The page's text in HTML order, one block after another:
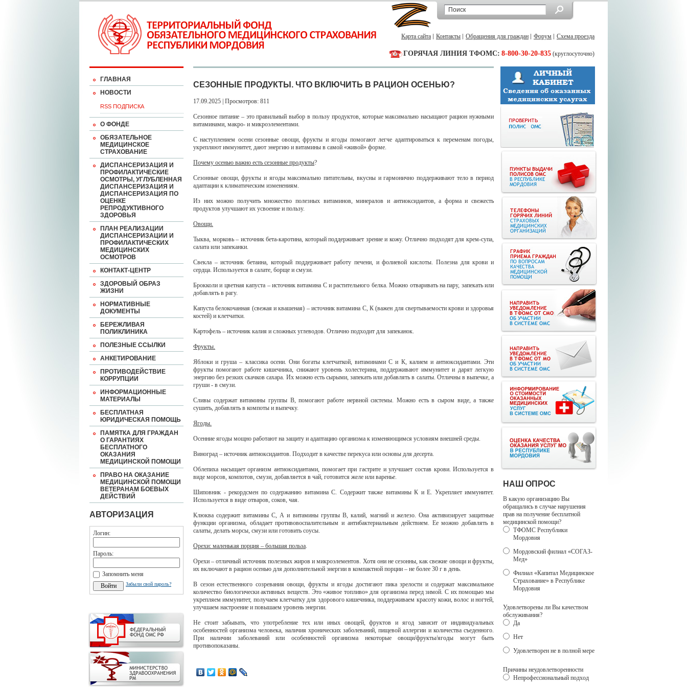
Карта сайта Контакты Обращения для граждан Форум Схема проезда
ГОРЯЧАЯ ЛИНИЯ ТФОМС: 8-800-30-20-835 (круглосуточно)
ГЛАВНАЯ
НОВОСТИ
RSS ПОДПИСКА
О ФОНДЕ
ОБЯЗАТЕЛЬНОЕ
МЕДИЦИНСКОЕ
СТРАХОВАНИЕ
ДИСПАНСЕРИЗАЦИЯ И
ПРОФИЛАКТИЧЕСКИЕ
ОСМОТРЫ, УГЛУБЛЕННАЯ
ДИСПАНСЕРИЗАЦИЯ И
ДИСПАНСЕРИЗАЦИЯ ПО
ОЦЕНКЕ
РЕПРОДУКТИВНОГО
ЗДОРОВЬЯ
ПЛАН РЕАЛИЗАЦИИ
ДИСПАНСЕРИЗАЦИИ И
ПРОФИЛАКТИЧЕСКИХ
МЕДИЦИНСКИХ
ОСМОТРОВ
КОНТАКТ-ЦЕНТР
ЗДОРОВЫЙ ОБРАЗ
ЖИЗНИ
НОРМАТИВНЫЕ
ДОКУМЕНТЫ
БЕРЕЖЛИВАЯ
ПОЛИКЛИНИКА
ПОЛЕЗНЫЕ ССЫЛКИ
АНКЕТИРОВАНИЕ
ПРОТИВОДЕЙСТВИЕ
КОРРУПЦИИ
ИНФОРМАЦИОННЫЕ
МАТЕРИАЛЫ
БЕСПЛАТНАЯ
ЮРИДИЧЕСКАЯ ПОМОЩЬ
ПАМЯТКА ДЛЯ ГРАЖДАН
О ГАРАНТИЯХ
БЕСПЛАТНОГО
ОКАЗАНИЯ
МЕДИЦИНСКОЙ ПОМОЩИ
ПРАВО НА ОКАЗАНИЕ
МЕДИЦИНСКОЙ ПОМОЩИ
ВЕТЕРАНАМ БОЕВЫХ
ДЕЙСТВИЙ
АВТОРИЗАЦИЯ
Логин:
Пароль:
Запомнить меня
Забыли свой пароль?
СЕЗОННЫЕ ПРОДУКТЫ. ЧТО ВКЛЮЧИТЬ В РАЦИОН ОСЕНЬЮ?
17.09.2025 | Просмотров: 811
Сезонное питание – это правильный выбор в пользу продуктов, которые максимально насыщают рацион нужными
витаминами, макро- и микроэлементами.
С наступлением осени сезонные овощи, фрукты и ягоды помогают легче адаптироваться к переменам погоды,
укрепляют иммунитет, дают энергию и витамины в самой «живой» форме.
Почему осенью важно есть сезонные продукты?
Сезонные овощи, фрукты и ягоды максимально питательны, вкусны и гармонично поддерживают тело в период
адаптации к климатическим изменениям.
Из них можно получить множество полезных витаминов, минералов и антиоксидантов, а форма и свежесть
продуктов улучшают их усвоение и пользу.
Овощи.
Тыква, морковь – источник бета-каротина, который поддерживает зрение и кожу. Отлично подходят для крем-супа,
салата или запеканки.
Свекла – источник бетаина, который поддерживает работу печени, и фолиевой кислоты. Полезна для крови и
сердца. Используется в салате, борще и смузи.
Брокколи и цветная капуста – источник витамина С и растительного белка. Можно отваривать на пару, запекать или
добавлять в рагу.
Капуста белокочанная (свежая и квашеная) – источник витамина С, К (важен для свертываемости крови и здоровья
костей) и клетчатки.
Картофель – источник калия и сложных углеводов. Отлично подходит для запеканок.
Фрукты.
Яблоки и груша – классика осени. Они богаты клетчаткой, витаминами С и К, калием и антиоксидантами. Эти
фрукты помогают работе кишечника, снижают уровень холестерина, поддерживают иммунитет и дарят легкую
энергию без резких скачков сахара. Их можно есть сырыми, запекать или добавлять в салаты. Отличны в выпечке, а
груши - в смузи.
Сливы содержат витамины группы В, помогают работе нервной системы. Можно есть в сыром виде, а также
сушить, добавлять в компоты и выпечку.
Ягоды.
Осенние ягоды мощно работают на защиту и адаптацию организма к изменяющимся условиям внешней среды.
Виноград – источник антиоксидантов. Подходит в качестве перекуса или основы для десерта.
Облепиха насыщает организм антиоксидантами, помогает при гастрите и улучшает состав крови. Используется в
виде морсов, компотов, смузи, добавляется в чай, готовится желе или варенье.
Шиповник - рекордсмен по содержанию витамина С. Содержит также витамины К и Е. Укрепляет иммунитет.
Используется в виде отваров, соков, чая.
Клюква содержит витамины С, А и витамины группы В, калий, магний и железо. Она активизирует защитные
функции организма, обладает противовоспалительным и антибактериальным действием. Ее можно добавлять в
салаты, делать морсы, смузи или готовить соусы.
Орехи: маленькая порция – большая польза.
Орехи – отличный источник полезных жиров и микроэлементов. Хотя они не сезонны, как свежие овощи и фрукты,
их включают в рацион осенью для дополнительной энергии в компактной порции – не более 30 г в день.
В сезон естественного созревания овощи, фрукты и ягоды достигают пика зрелости и содержат максимальное
количество биологически активных веществ. Это «живое топливо» для организма перед зимой. С их помощью мы
укрепляем иммунитет, получаем клетчатку для здорового кишечника, поддерживаем красоту кожи, волос и ногтей,
улучшаем настроение и повышаем уровень энергии.
Не стоит забывать, что употребление тех или иных овощей, фруктов и ягод зависит от индивидуальных
особенностей организма человека, наличия хронических заболеваний, пищевой аллергии и количества съеденного.
При наличии заболеваний или особенностей организма некоторые овощи/фрукты/ягоды могут быть
противопоказаны.
НАШ ОПРОС
В какую организацию Вы
обращались в случае нарушения
прав на получение бесплатной
медицинской помощи?
ТФОМС Республики
Мордовия
Мордовский филиал «СОГАЗ-
Мед»
Филиал «Капитал Медицинское
Страхование» в Республике
Мордовия
Удовлетворены ли Вы качеством
обслуживания?
Да
Нет
Удовлетворен не в полной мере
Причины неудовлетворенности
Непрофессиональный подход